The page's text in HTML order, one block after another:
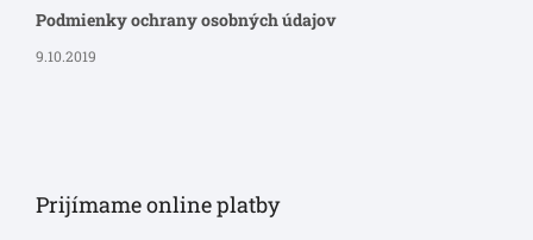
Podmienky ochrany osobných údajov
9.10.2019
Prijímame online platby